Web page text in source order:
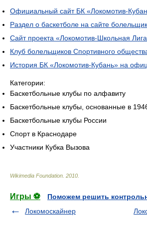
Официальный сайт БК «Локомотив-
Раздел о баскетболе на сайте
Сайт проекта «Локомотив-Школьная
Клуб болельщиков Спортивного
История БК «Локомотив-Кубань» на
Категории:
Баскетбольные клубы по алфавиту
Баскетбольные клубы, основанные в
Баскетбольные клубы России
Спорт в Краснодаре
Участники Кубка Вызова
Wikimedia Foundation 2010
Игры ⚽
Поможем решить
Локомоскайнер